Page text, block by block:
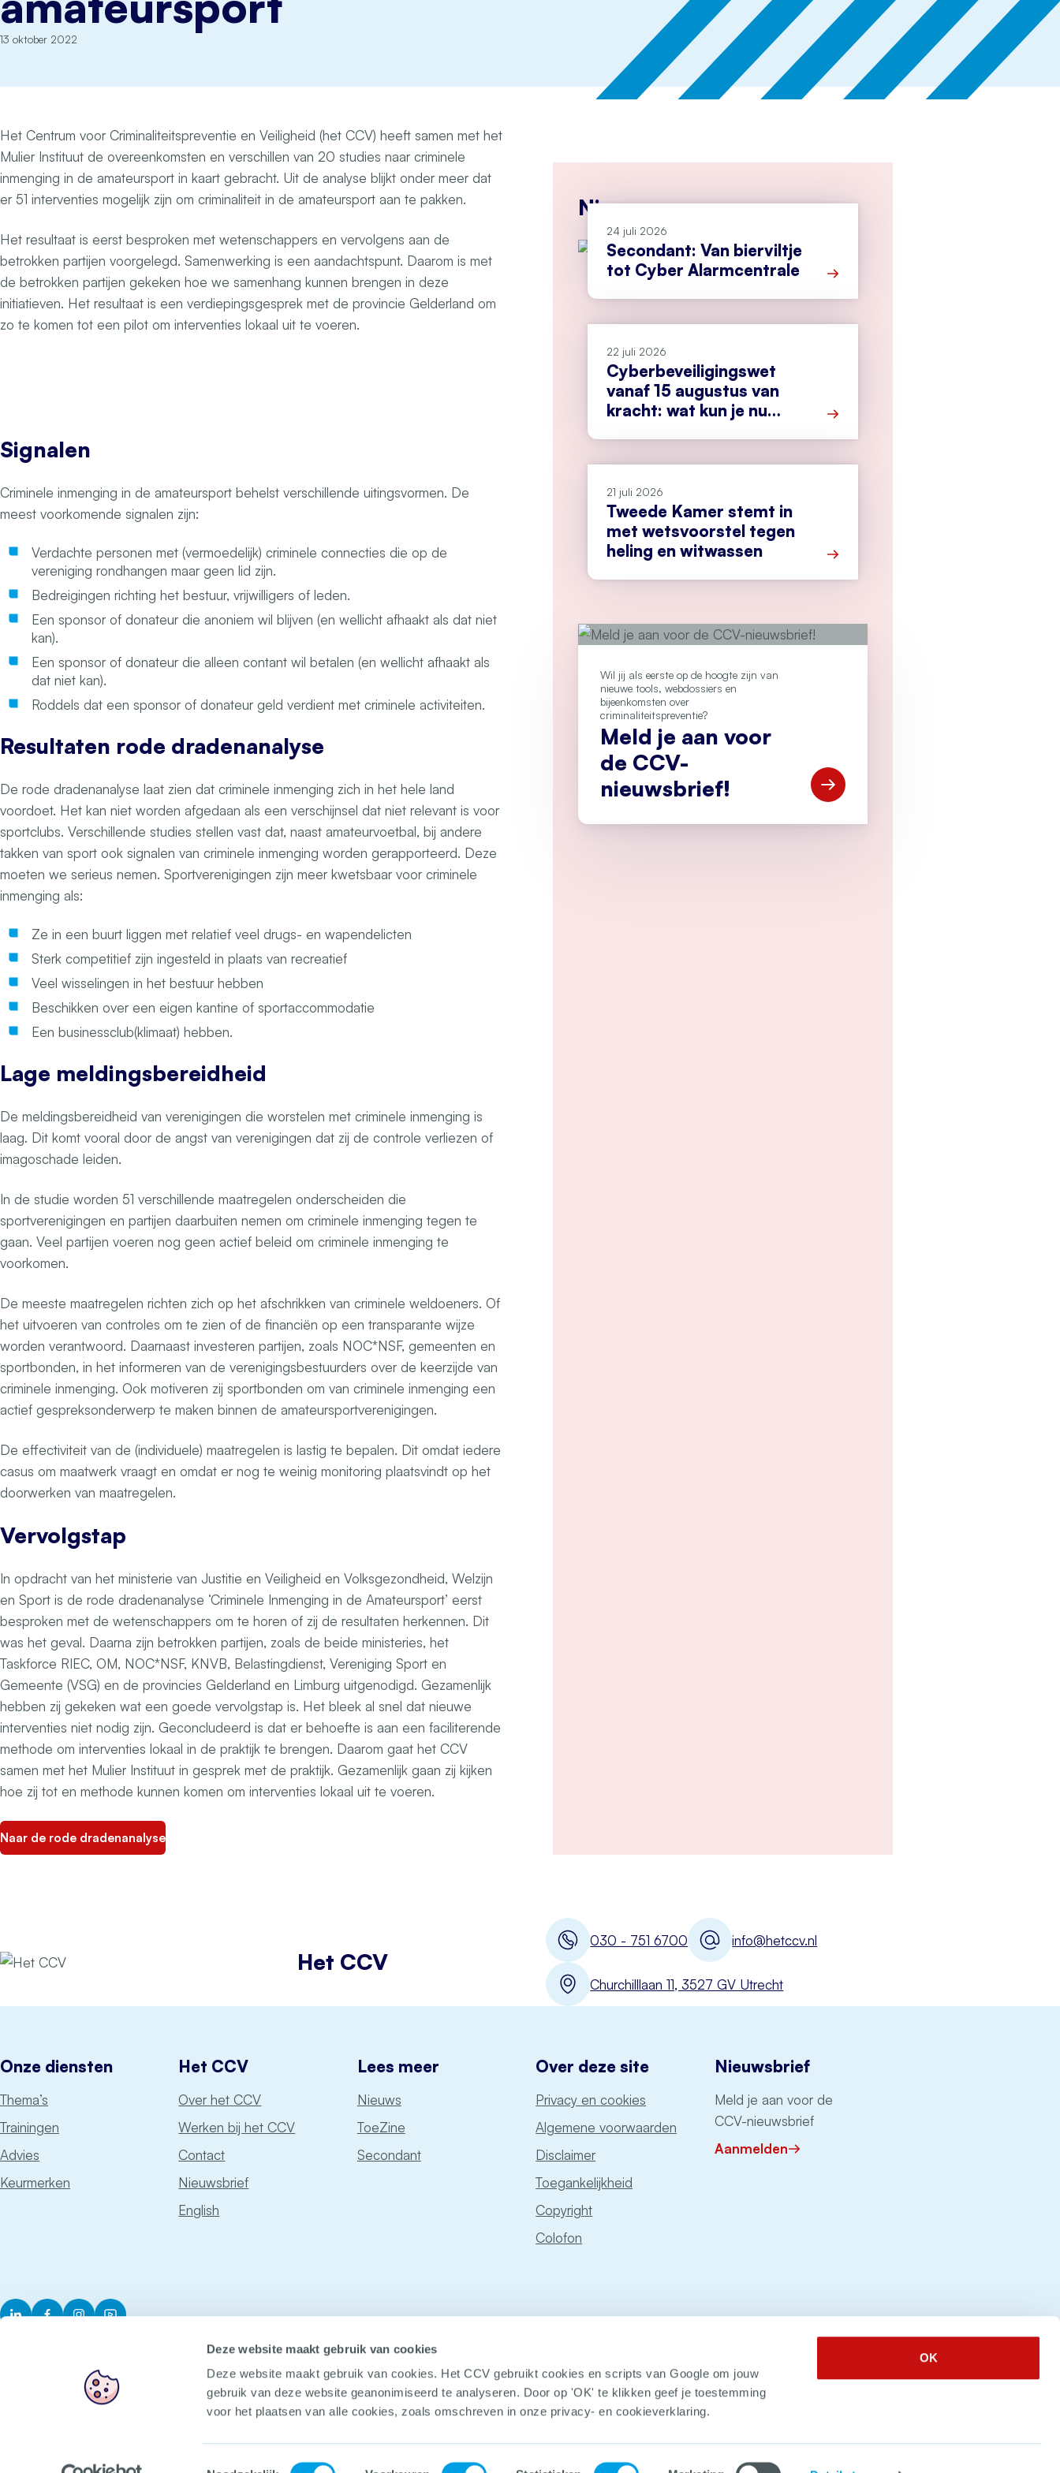
Deze website maakt gebruik van cookies
Deze website maakt gebruik van cookies. Het CCV gebruikt cookies en scripts van Google om jouw
gebruik van deze website geanonimiseerd te analyseren. Door op 'OK' te klikken geef je toestemming
voor het plaatsen van alle cookies, zoals omschreven in onze privacy- en cookieverklaring.
Toestemmingsselectie
OK
13 oktober 2022
Het Centrum voor Criminaliteitspreventie en Veiligheid (het CCV) heeft samen met het
Mulier Instituut de overeenkomsten en verschillen van 20 studies naar criminele
inmenging in de amateursport in kaart gebracht. Uit de analyse blijkt onder meer dat
er 51 interventies mogelijk zijn om criminaliteit in de amateursport aan te pakken.
Het resultaat is eerst besproken met wetenschappers en vervolgens aan de
betrokken partijen voorgelegd. Samenwerking is een aandachtspunt. Daarom is met
de betrokken partijen gekeken hoe we samenhang kunnen brengen in deze
initiatieven. Het resultaat is een verdiepingsgesprek met de provincie Gelderland om
zo te komen tot een pilot om interventies lokaal uit te voeren.
Signalen
Criminele inmenging in de amateursport behelst verschillende uitingsvormen. De
meest voorkomende signalen zijn:
Verdachte personen met (vermoedelijk) criminele connecties die op de
vereniging rondhangen maar geen lid zijn.
Bedreigingen richting het bestuur, vrijwilligers of leden.
Een sponsor of donateur die anoniem wil blijven (en wellicht afhaakt als dat niet
kan).
Een sponsor of donateur die alleen contant wil betalen (en wellicht afhaakt als
dat niet kan).
Roddels dat een sponsor of donateur geld verdient met criminele activiteiten.
Resultaten rode dradenanalyse
De rode dradenanalyse laat zien dat criminele inmenging zich in het hele land
voordoet. Het kan niet worden afgedaan als een verschijnsel dat niet relevant is voor
sportclubs. Verschillende studies stellen vast dat, naast amateurvoetbal, bij andere
takken van sport ook signalen van criminele inmenging worden gerapporteerd. Deze
moeten we serieus nemen. Sportverenigingen zijn meer kwetsbaar voor criminele
inmenging als:
Ze in een buurt liggen met relatief veel drugs- en wapendelicten
Sterk competitief zijn ingesteld in plaats van recreatief
Veel wisselingen in het bestuur hebben
Beschikken over een eigen kantine of sportaccommodatie
Een businessclub(klimaat) hebben.
Lage meldingsbereidheid
De meldingsbereidheid van verenigingen die worstelen met criminele inmenging is
laag. Dit komt vooral door de angst van verenigingen dat zij de controle verliezen of
imagoschade leiden.
In de studie worden 51 verschillende maatregelen onderscheiden die
sportverenigingen en partijen daarbuiten nemen om criminele inmenging tegen te
gaan. Veel partijen voeren nog geen actief beleid om criminele inmenging te
voorkomen.
De meeste maatregelen richten zich op het afschrikken van criminele weldoeners. Of
het uitvoeren van controles om te zien of de financiën op een transparante wijze
worden verantwoord. Daarnaast investeren partijen, zoals NOC*NSF, gemeenten en
sportbonden, in het informeren van de verenigingsbestuurders over de keerzijde van
criminele inmenging. Ook motiveren zij sportbonden om van criminele inmenging een
actief gespreksonderwerp te maken binnen de amateursportverenigingen.
De effectiviteit van de (individuele) maatregelen is lastig te bepalen. Dit omdat iedere
casus om maatwerk vraagt en omdat er nog te weinig monitoring plaatsvindt op het
doorwerken van maatregelen.
Vervolgstap
In opdracht van het ministerie van Justitie en Veiligheid en Volksgezondheid, Welzijn
en Sport is de rode dradenanalyse ‘Criminele Inmenging in de Amateursport’ eerst
besproken met de wetenschappers om te horen of zij de resultaten herkennen. Dit
was het geval. Daarna zijn betrokken partijen, zoals de beide ministeries, het
Taskforce RIEC, OM, NOC*NSF, KNVB, Belastingdienst, Vereniging Sport en
Gemeente (VSG) en de provincies Gelderland en Limburg uitgenodigd. Gezamenlijk
hebben zij gekeken wat een goede vervolgstap is. Het bleek al snel dat nieuwe
interventies niet nodig zijn. Geconcludeerd is dat er behoefte is aan een faciliterende
methode om interventies lokaal in de praktijk te brengen. Daarom gaat het CCV
samen met het Mulier Instituut in gesprek met de praktijk. Gezamenlijk gaan zij kijken
hoe zij tot en methode kunnen komen om interventies lokaal uit te voeren.
Naar de rode dradenanalyse
Nieuws
24 juli 2026
Secondant: Van bierviltje
tot Cyber Alarmcentrale
22 juli 2026
Cyberbeveiligingswet
vanaf 15 augustus van
kracht: wat kun je nu
21 juli 2026
Tweede Kamer stemt in
met wetsvoorstel tegen
heling en witwassen
Wil jij als eerste op de hoogte zijn van
nieuwe tools, webdossiers en
bijeenkomsten over
criminaliteitspreventie?
Meld je aan voor
de CCV-
nieuwsbrief!
Open Meld je aan voor de CCV-
030 - 751 6700 info@hetccv.nl
Churchilllaan 11, 3527 GV Utrecht
Het CCV
Onze diensten
Thema’s
Trainingen
Advies
Keurmerken
Het CCV
Over het CCV
Werken bij het CCV
Contact
Nieuwsbrief
English
Lees meer
Nieuws
ToeZine
Secondant
Over deze site
Privacy en cookies
Algemene voorwaarden
Disclaimer
Toegankelijkheid
Copyright
Colofon
Nieuwsbrief
Meld je aan voor de
CCV-nieuwsbrief
Aanmelden
LinkedInFacebookInstagramYouTube
Voorop in veilig
© Copyright 2026. Alle rechten voorbehouden